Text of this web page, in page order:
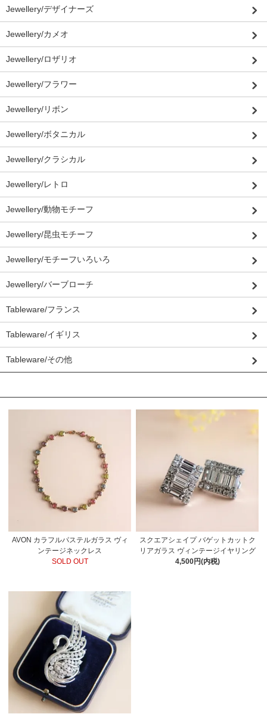
Jewellery/デザイナーズ
Jewellery/カメオ
Jewellery/ロザリオ
Jewellery/フラワー
Jewellery/リボン
Jewellery/ボタニカル
Jewellery/クラシカル
Jewellery/レトロ
Jewellery/動物モチーフ
Jewellery/昆虫モチーフ
Jewellery/モチーフいろいろ
Jewellery/バーブローチ
Tableware/フランス
Tableware/イギリス
Tableware/その他
AVON カラフルパステルガラス ヴィ
ンテージネックレス
SOLD OUT
スクエアシェイプ バゲットカットク
リアガラス ヴィンテージイヤリング
4,500円(内税)